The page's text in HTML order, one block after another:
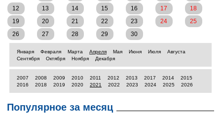
12
13 14 15 16 17
18
19
20 21 22 23 24
25
26
27 28 29 30
Января Февраля Марта Апреля Мая Июня Июля
Августа
Сентября
Октября Ноября Декабря
2007 2008 2009 2010 2011 2012 2013 2017 2014
2015
2016
2018 2019 2020 2021 2022 2023 2024 2025 2026
Популярное за месяц